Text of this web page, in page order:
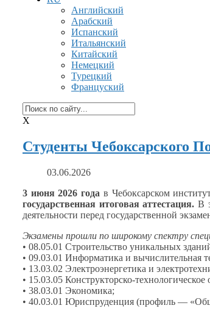
Английский
Арабский
Испанский
Итальянский
Китайский
Немецкий
Турецкий
Француский
X
Студенты Чебоксарского
03.06.2026
3 июня2026 года в Чебоксарском
государственная итоговая аттестация. В
деятельности перед государственной
Экзамены прошли по широкому спектру
• 08.05.01 Строительство уникальных
• 09.03.01 Информатика и вычислительная
• 13.03.02 Электроэнергетика и
• 15.03.05 Конструкторско-
• 38.03.01 Экономика;
• 40.03.01 Юриспруденция (профиль —